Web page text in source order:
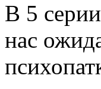
В 5
нас